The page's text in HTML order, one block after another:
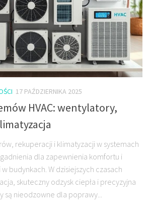
17 PAŹDZIERNIKA 2025
HVAC: wentylatory,
rekuperacji i klimatyzacji w systemach
dla zapewnienia komfortu i
budynkach. W dzisiejszych czasach
skuteczny odzysk ciepła i precyzyjna
nieodzowne dla poprawy...